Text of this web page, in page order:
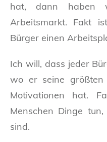
hat, dann haben
Arbeitsmarkt. Fakt
Bürger einen
Ich will, dass jeder
wo er seine größten
Motivationen hat.
Menschen Dinge
sind.